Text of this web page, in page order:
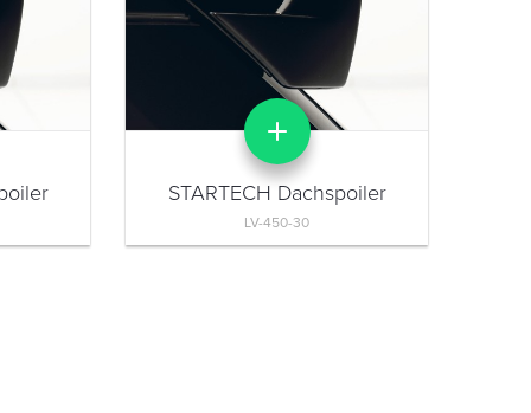
STARTECH Dachspoiler
LV-450-30